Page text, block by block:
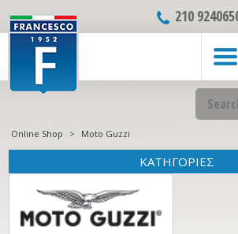
210
Online Shop > Moto Guzzi
ΚΑΤΗΓΟΡΙΕΣ